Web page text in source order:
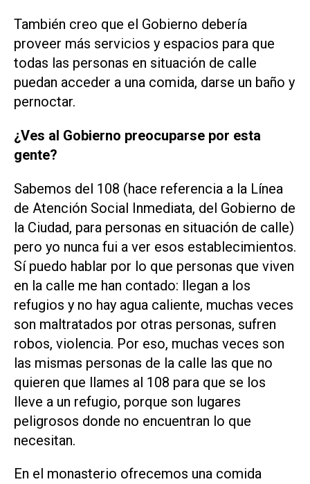
También creo que el Gobierno debería
proveer más servicios y espacios para que
todas las personas en situación de calle
puedan acceder a una comida, darse un baño y
pernoctar.
¿Ves al Gobierno preocuparse por esta
gente?
Sabemos del 108 (hace referencia a la Línea
de Atención Social Inmediata, del Gobierno de
la Ciudad, para personas en situación de calle)
pero yo nunca fui a ver esos establecimientos.
Sí puedo hablar por lo que personas que viven
en la calle me han contado: llegan a los
refugios y no hay agua caliente, muchas veces
son maltratados por otras personas, sufren
robos, violencia. Por eso, muchas veces son
las mismas personas de la calle las que no
quieren que llames al 108 para que se los
lleve a un refugio, porque son lugares
peligrosos donde no encuentran lo que
necesitan.
En el monasterio ofrecemos una comida